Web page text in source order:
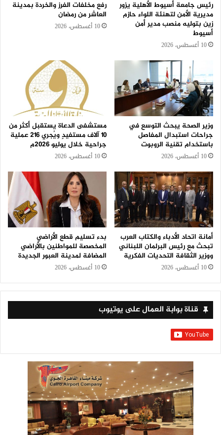
رئيس جامعة أسيوط الأهلية يزور
مديرية الأمن لتهنئة اللواء حازم
زين بتوليه منصب مدير أمن
أسيوط
10 أغسطس، 2026
رفع مخلفات الفرز والخردة بمدينة
العاشر من رمضان
10 أغسطس، 2026
وزير الصحة يبحث التوسع في
جراحات استبدال المفاصل
باستخدام تقنية الروبوت
10 أغسطس، 2026
مستشفى الدعاة يستقبل أكثر من
١٠ آلاف مستفيدٍ ويُجري ٢١٦ عملية
جراحية خلال يوليو ٢٠٢٦م
10 أغسطس، 2026
أمانة اتحاد الأدباء والكتاب العرب
تبحث مع رئيس البرلمان اللبناني
ووزير الثقافة التحديات الفكرية
10 أغسطس، 2026
بدء تسليم قطع الأراضي
المخصصة للمواطنين بالأراضي
المضافة لمدينة العبور الجديدة
10 أغسطس، 2026
قناة بوابة العمال على يوتيوب